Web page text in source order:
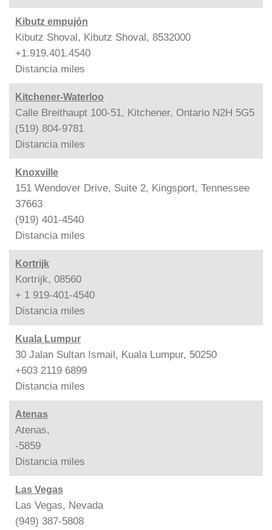
Kibutz empujón
Kibutz Shoval, Kibutz Shoval, 8532000
+1.919.401.4540
Distancia miles
Kitchener-Waterloo
Calle Breithaupt 100-51, Kitchener, Ontario N2H 5G5
(519) 804-9781
Distancia miles
Knoxville
151 Wendover Drive, Suite 2, Kingsport, Tennessee
37663
(919) 401-4540
Distancia miles
Kortrijk
Kortrijk, 08560
+ 1 919-401-4540
Distancia miles
Kuala Lumpur
30 Jalan Sultan Ismail, Kuala Lumpur, 50250
+603 2119 6899
Distancia miles
Atenas
Atenas,
-5859
Distancia miles
Las Vegas
Las Vegas, Nevada
(949) 387-5808